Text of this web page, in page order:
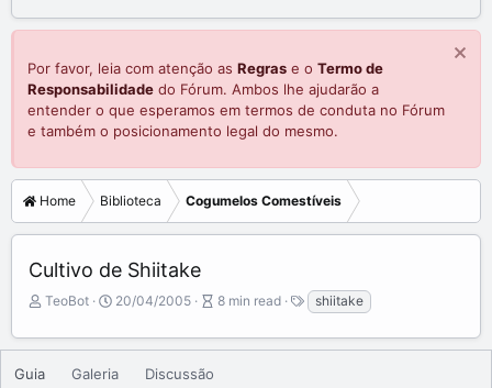
Por favor, leia com atenção as Regras e o Termo de
Responsabilidade do Fórum. Ambos lhe ajudarão a
entender o que esperamos em termos de conduta no Fórum
e também o posicionamento legal do mesmo.
Home Biblioteca Cogumelos Comestíveis
Cultivo de Shiitake
A
t
r
TeoBot
P
b
i
20/04/2005
A
t
8 min read
T
a
g
shiitake
Guia Galeria Discussão